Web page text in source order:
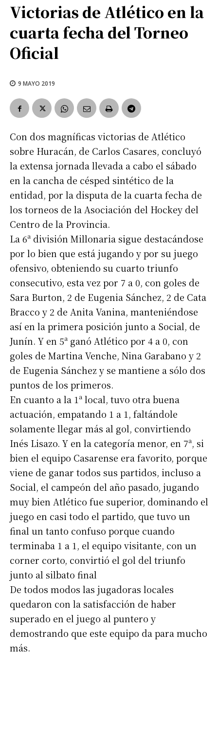
Victorias de Atlético en la
cuarta fecha del Torneo
Oficial
9 MAYO 2019
Con dos magníficas victorias de Atlético
sobre Huracán, de Carlos Casares, concluyó
la extensa jornada llevada a cabo el sábado
en la cancha de césped sintético de la
entidad, por la disputa de la cuarta fecha de
los torneos de la Asociación del Hockey del
Centro de la Provincia.
La 6ª división Millonaria sigue destacándose
por lo bien que está jugando y por su juego
ofensivo, obteniendo su cuarto triunfo
consecutivo, esta vez por 7 a 0, con goles de
Sara Burton, 2 de Eugenia Sánchez, 2 de Cata
Bracco y 2 de Anita Vanina, manteniéndose
así en la primera posición junto a Social, de
Junín. Y en 5ª ganó Atlético por 4 a 0, con
goles de Martina Venche, Nina Garabano y 2
de Eugenia Sánchez y se mantiene a sólo dos
puntos de los primeros.
En cuanto a la 1ª local, tuvo otra buena
actuación, empatando 1 a 1, faltándole
solamente llegar más al gol, convirtiendo
Inés Lisazo. Y en la categoría menor, en 7ª, si
bien el equipo Casarense era favorito, porque
viene de ganar todos sus partidos, incluso a
Social, el campeón del año pasado, jugando
muy bien Atlético fue superior, dominando el
juego en casi todo el partido, que tuvo un
final un tanto confuso porque cuando
terminaba 1 a 1, el equipo visitante, con un
corner corto, convirtió el gol del triunfo
junto al silbato final
De todos modos las jugadoras locales
quedaron con la satisfacción de haber
superado en el juego al puntero y
demostrando que este equipo da para mucho
más.